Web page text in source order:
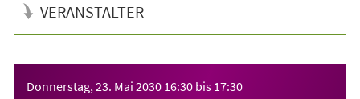
VERANSTALTER
Donnerstag, 23. Mai 2030 16:30 bis 17:30